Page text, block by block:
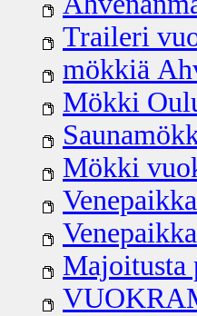
Traileri
mökkiä
Mökki
Mökki
Majoitusta